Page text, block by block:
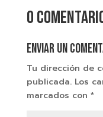
0
Enviar un
Tu dirección de
publicada. Los
marcados con *